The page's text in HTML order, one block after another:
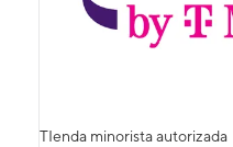
TIenda minorista autorizada